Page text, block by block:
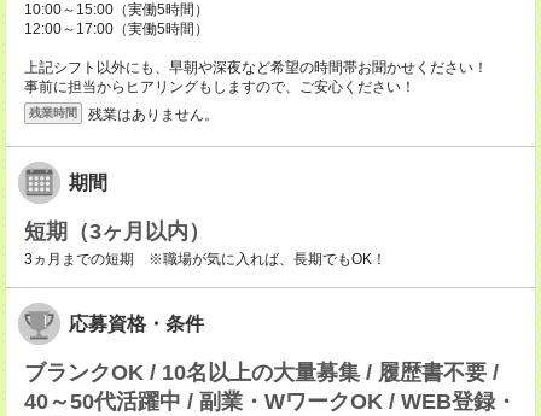
10:00～15:00（実働5時間）
12:00～17:00（実働5時間）
上記シフト以外にも、早朝や深夜など希望の時間帯お聞かせください！
事前に担当からヒアリングもしますので、ご安心ください！
残業時間 残業はありません。
期間
短期（3ヶ月以内）
3ヵ月までの短期 ※職場が気に入れば、長期でもOK！
応募資格・条件
ブランクOK / 10名以上の大量募集 / 履歴書不要 /
40～50代活躍中 / 副業・WワークOK / WEB登録・